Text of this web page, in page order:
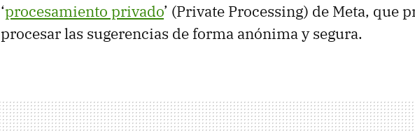
‘procesamiento privado’ (Private Processing) de Meta, que
procesar las sugerencias de forma anónima y segura.